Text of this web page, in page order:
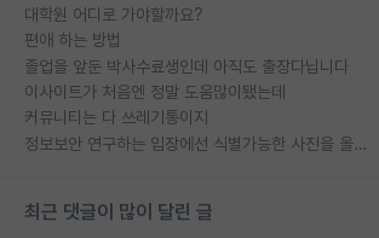
대학원 어디로 가야할까요?
편애 하는 방법
졸업을 앞둔 박사수료생인데 아직도 출장다닙니다
이사이트가 처음엔 정말 도움많이됐는데
커뮤니티는 다 쓰레기통이지
정보보안 연구하는 입장에선 식별가능한 사진을 올리는건 비추이긴함
최근 댓글이 많이 달린 글